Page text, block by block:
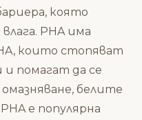
която
PHA има
които стопяват
помагат да се
белите
е популярна